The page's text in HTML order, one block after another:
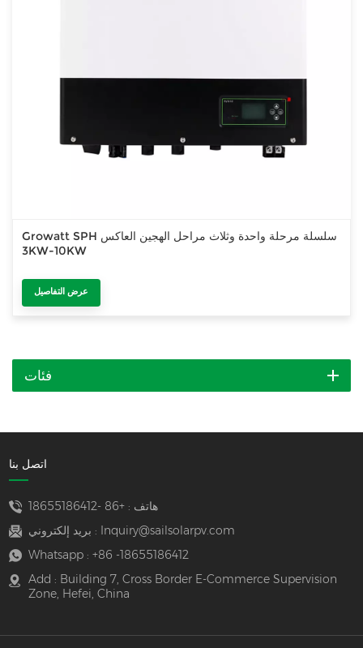
Growatt SPH سلسلة مرحلة واحدة وثلاث مراحل الهجين العاكس
3KW-10KW
عرض التفاصيل
فئات
اتصل بنا
هاتف :+86 -18655186412
بريد إلكتروني :
Inquiry@sailsolarpv.com
Whatsapp : +86 -18655186412
Add : Building 7, Cross Border E-Commerce Supervision
Zone, Hefei, China